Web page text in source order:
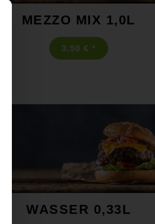
MEZZO MIX 1,0L
3,50 € *
WASSER 0,33L